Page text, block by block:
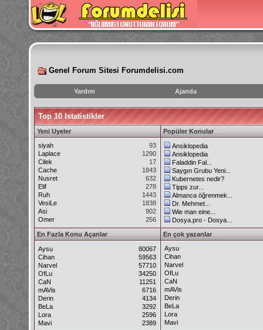
Genel Forum Sitesi Forumdelisi.com
Yardım Ajanda
instagram
izlenme
hilesi
Top 10 Istatistikler
Yeni Uyeler
Popüler Konular
siyah
93
Laplace
1290
Cilek
17
Cache
1843
Nusret
632
Elif
278
Ruh
1443
VesiLe
1838
Asi
902
Omer
256
Ansiklopedia
Ansiklopedia
Faladdin Fal...
Saygın Grubu Yeni...
Kubernetes nedir?
Tipps zur...
Almanca öğrenmek...
Dr. Mehmet...
Wie man eine...
Dosya.pro - Dosya...
En Fazla Konu Açanlar
En çok yazanlar
Aysu
80067
Cihan
59563
Narvel
57710
OfLu
34250
CaN
11251
mAVis
6716
Derin
4134
BeLa
3292
Lora
2596
Mavi
2389
Aysu
Cihan
Narvel
OfLu
CaN
mAVis
Derin
BeLa
Lora
Mavi